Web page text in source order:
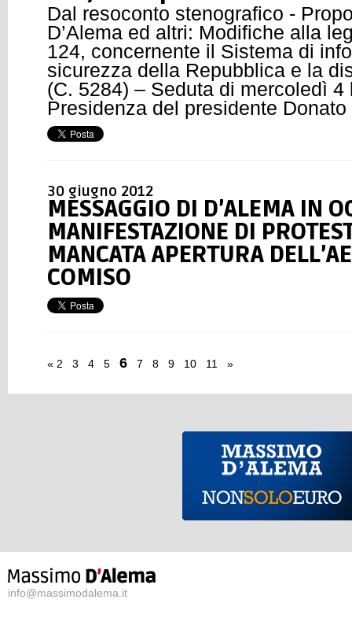
Dal resoconto stenografico -
D’Alema ed altri: Modifiche alla
124, concernente il Sistema di
sicurezza della Repubblica e la
(C. 5284) – Seduta di mercoledì 4
Presidenza del presidente Donato
30 giugno 2012
MESSAGGIO DI D’ALEMA IN
MANIFESTAZIONE DI
MANCATA APERTURA
COMISO
« 2 3 4 5 6 7 8 9 10 11 »
info@massimodalema.it